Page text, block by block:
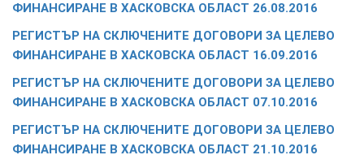
ФИНАНСИРАНЕ В ХАСКОВСКА ОБЛАСТ 26.08.2016
РЕГИСТЪР НА СКЛЮЧЕНИТЕ ДОГОВОРИ ЗА ЦЕЛЕВО
ФИНАНСИРАНЕ В ХАСКОВСКА ОБЛАСТ 16.09.2016
РЕГИСТЪР НА СКЛЮЧЕНИТЕ ДОГОВОРИ ЗА ЦЕЛЕВО
ФИНАНСИРАНЕ В ХАСКОВСКА ОБЛАСТ 07.10.2016
РЕГИСТЪР НА СКЛЮЧЕНИТЕ ДОГОВОРИ ЗА ЦЕЛЕВО
ФИНАНСИРАНЕ В ХАСКОВСКА ОБЛАСТ 21.10.2016